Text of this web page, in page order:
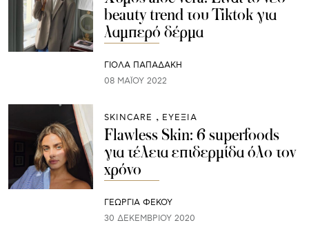
beauty trend του Tiktok για
λαμπερό δέρμα
ΓΙΌΛΑ ΠΑΠΑΔΆΚΗ
08 ΜΑΪ́ΟΥ 2022
SKINCARE ΕΥΕΞΙΑ
Flawless Skin: 6 superfoods
για τέλεια επιδερμίδα όλο τον
χρόνο
ΓΕΩΡΓΙΑ ΦΕΚΟΥ
30 ΔΕΚΕΜΒΡΊΟΥ 2020